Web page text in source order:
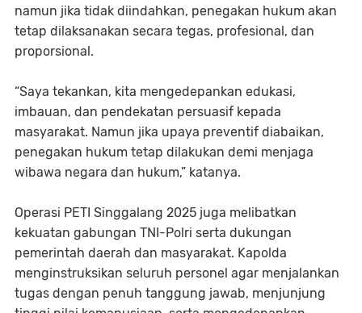
namun jika tidak diindahkan, penegakan hukum akan
tetap dilaksanakan secara tegas, profesional, dan
proporsional.
“Saya tekankan, kita mengedepankan edukasi,
imbauan, dan pendekatan persuasif kepada
masyarakat. Namun jika upaya preventif diabaikan,
penegakan hukum tetap dilakukan demi menjaga
wibawa negara dan hukum,” katanya.
Operasi PETI Singgalang 2025 juga melibatkan
kekuatan gabungan TNI-Polri serta dukungan
pemerintah daerah dan masyarakat. Kapolda
menginstruksikan seluruh personel agar menjalankan
tugas dengan penuh tanggung jawab, menjunjung